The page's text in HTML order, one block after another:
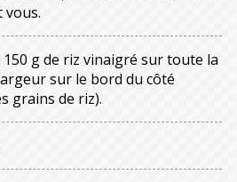
vous.
g de riz vinaigré sur toute la
sur le bord du côté
grains de riz).